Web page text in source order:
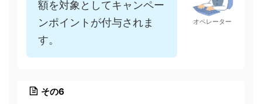
額を対象としてキャンペー
ンポイントが付与されま
す。
オペレーター
その6